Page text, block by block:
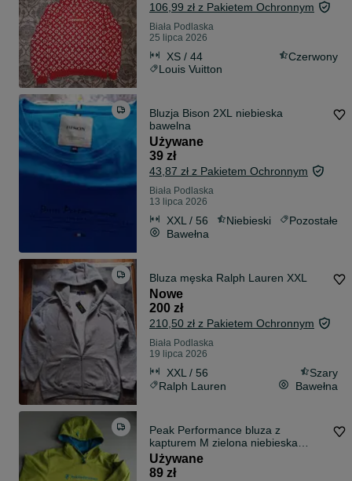
106,99 zł z Pakietem Ochronnym
Biała Podlaska
25 lipca 2026
XS / 44
Czerwony
Louis Vuitton
Bluzja Bison 2XL niebieska
bawelna
Używane
39 zł
43,87 zł z Pakietem Ochronnym
Biała Podlaska
13 lipca 2026
XXL / 56 Niebieski
Pozostałe
Bawełna
Bluza męska Ralph Lauren XXL
Nowe
200 zł
210,50 zł z Pakietem Ochronnym
Biała Podlaska
19 lipca 2026
XXL / 56
Szary
Ralph Lauren
Bawełna
Peak Performance bluza z
kapturem M zielona niebieska
męska
Używane
89 zł